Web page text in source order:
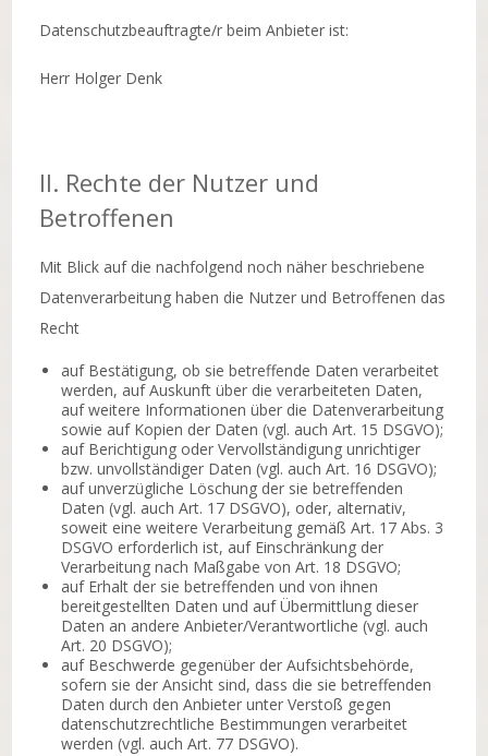
Datenschutzbeauftragte/r beim Anbieter ist:
Herr Holger Denk
II. Rechte der Nutzer und
Betroffenen
Mit Blick auf die nachfolgend noch näher beschriebene
Datenverarbeitung haben die Nutzer und Betroffenen das
Recht
auf Bestätigung, ob sie betreffende Daten verarbeitet
werden, auf Auskunft über die verarbeiteten Daten,
auf weitere Informationen über die Datenverarbeitung
sowie auf Kopien der Daten (vgl. auch Art. 15 DSGVO);
auf Berichtigung oder Vervollständigung unrichtiger
bzw. unvollständiger Daten (vgl. auch Art. 16 DSGVO);
auf unverzügliche Löschung der sie betreffenden
Daten (vgl. auch Art. 17 DSGVO), oder, alternativ,
soweit eine weitere Verarbeitung gemäß Art. 17 Abs. 3
DSGVO erforderlich ist, auf Einschränkung der
Verarbeitung nach Maßgabe von Art. 18 DSGVO;
auf Erhalt der sie betreffenden und von ihnen
bereitgestellten Daten und auf Übermittlung dieser
Daten an andere Anbieter/Verantwortliche (vgl. auch
Art. 20 DSGVO);
auf Beschwerde gegenüber der Aufsichtsbehörde,
sofern sie der Ansicht sind, dass die sie betreffenden
Daten durch den Anbieter unter Verstoß gegen
datenschutzrechtliche Bestimmungen verarbeitet
werden (vgl. auch Art. 77 DSGVO).